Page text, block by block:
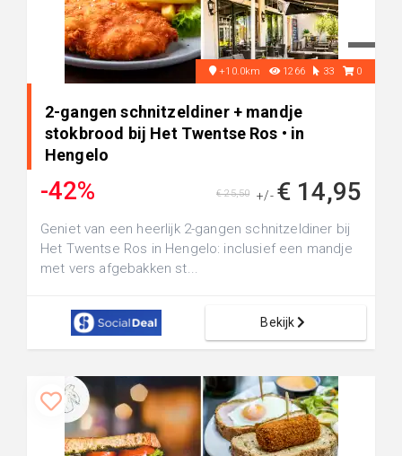
+10.0km 1266 33 0
2-gangen schnitzeldiner + mandje
stokbrood bij Het Twentse Ros • in
Hengelo
-42% +/- € 14,95
€ 25,50
Geniet van een heerlijk 2-gangen schnitzeldiner bij
Het Twentse Ros in Hengelo: inclusief een mandje
met vers afgebakken st...
Bekijk